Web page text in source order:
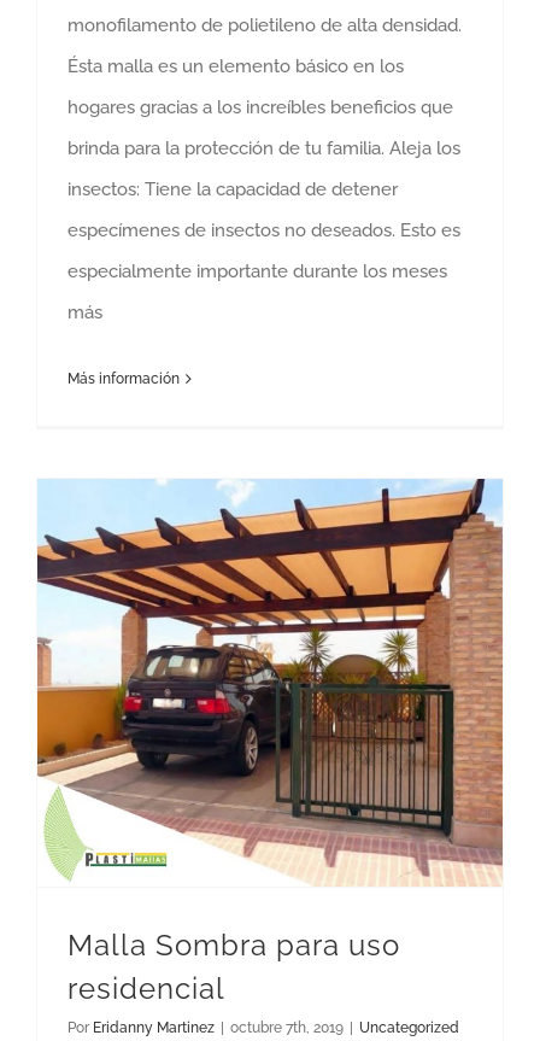
monofilamento de polietileno de alta densidad.
Ésta malla es un elemento básico en los
hogares gracias a los increíbles beneficios que
brinda para la protección de tu familia. Aleja los
insectos: Tiene la capacidad de detener
especímenes de insectos no deseados. Esto es
especialmente importante durante los meses
más
Más información
Malla Sombra para uso
residencial
Por Eridanny Martinez | octubre 7th, 2019 | Uncategorized